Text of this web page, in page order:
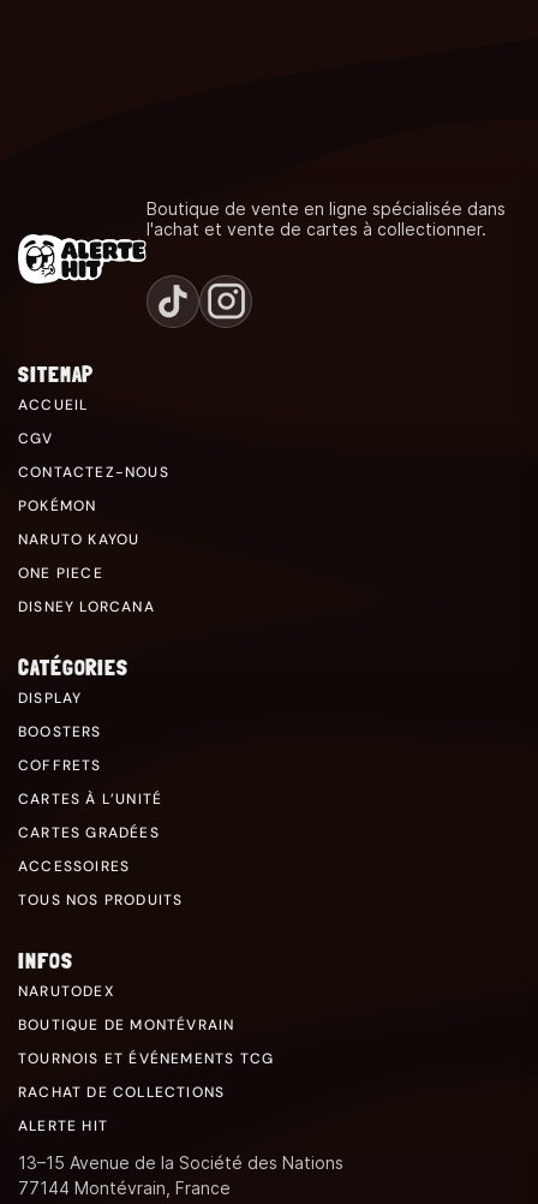
Boutique de vente en ligne spécialisée dans
l'achat et vente de cartes à collectionner.
SITEMAP
ACCUEIL
CGV
CONTACTEZ-NOUS
POKÉMON
NARUTO KAYOU
ONE PIECE
DISNEY LORCANA
CATÉGORIES
DISPLAY
BOOSTERS
COFFRETS
CARTES À L’UNITÉ
CARTES GRADÉES
ACCESSOIRES
TOUS NOS PRODUITS
INFOS
NARUTODEX
BOUTIQUE DE MONTÉVRAIN
TOURNOIS ET ÉVÉNEMENTS TCG
RACHAT DE COLLECTIONS
ALERTE HIT
13–15 Avenue de la Société des Nations
77144 Montévrain, France